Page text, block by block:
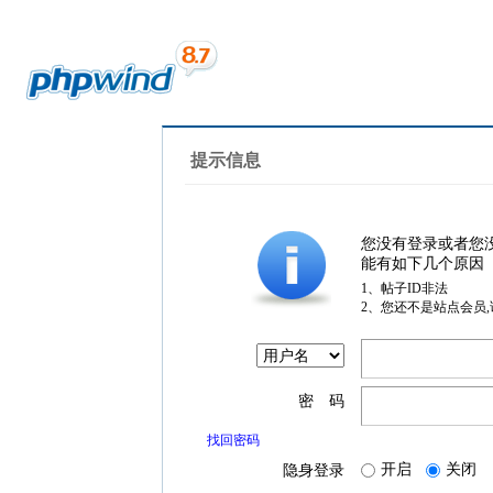
提示信息
您没有登录或者您
能有如下几个原因
1、帖子ID非法
2、您还不是站点会员
密 码
找回密码
隐身登录 开启 关闭